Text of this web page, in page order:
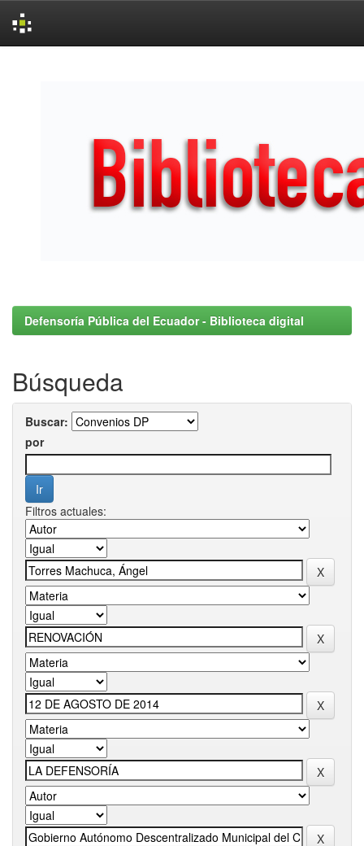
Defensoría Pública del Ecuador - Biblioteca digital
Búsqueda
Buscar:
por
Filtros actuales: